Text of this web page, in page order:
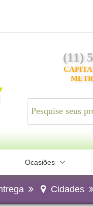
(11)
Ocasiões
Cidades